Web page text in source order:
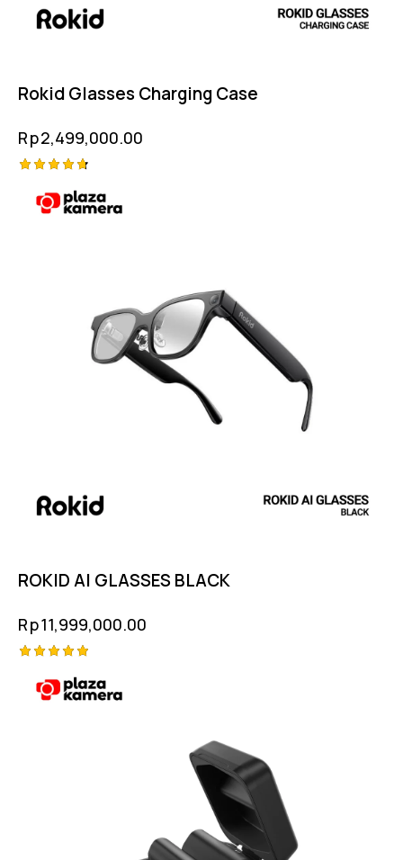
Rokid Glasses Charging Case
Rp2,499,000.00
4.75
out of 5
ROKID AI GLASSES BLACK
Rp11,999,000.00
5.00
out of 5